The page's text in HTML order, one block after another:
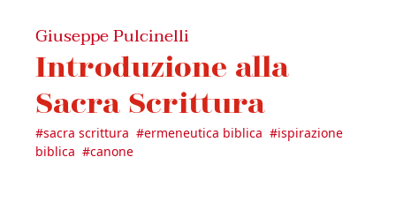
Giuseppe Pulcinelli
Introduzione alla
Sacra Scrittura
#sacra scrittura #ermeneutica biblica #ispirazione
biblica #canone